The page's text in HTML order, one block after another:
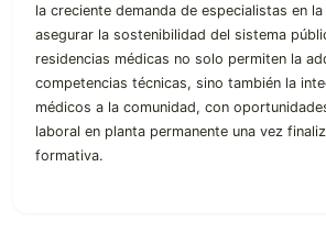
la creciente demanda de especialistas en
asegurar la sostenibilidad del sistema
residencias médicas no solo permiten la
competencias técnicas, sino también la
médicos a la comunidad, con
laboral en planta permanente una vez
formativa.